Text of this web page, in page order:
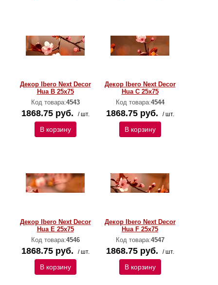
Декор Ibero Next Decor
Hua B 25x75
Код товара:4543
1868.75 руб. / шт.
В корзину
Декор Ibero Next Decor
Hua C 25x75
Код товара:4544
1868.75 руб. / шт.
В корзину
Декор Ibero Next Decor
Hua E 25x75
Код товара:4546
1868.75 руб. / шт.
В корзину
Декор Ibero Next Decor
Hua F 25x75
Код товара:4547
1868.75 руб. / шт.
В корзину